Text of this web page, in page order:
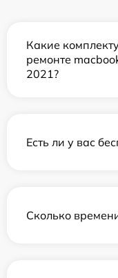
Какие
ремонте
2021?
Есть ли у вас
Сколько